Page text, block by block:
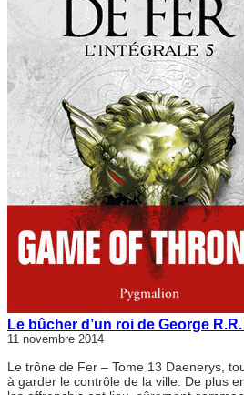
Le bûcher d’un roi de George
11 novembre 2014
Le trône de Fer – Tome 13 Daenerys,
à garder le contrôle de la ville. De plus